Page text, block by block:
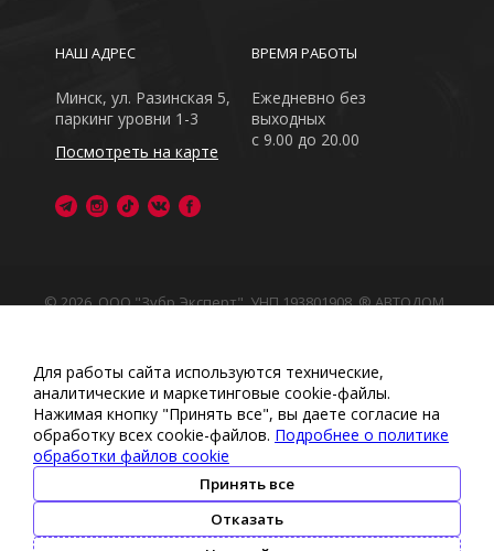
ВРЕМЯ РАБОТЫ
Ежедневно без
выходных
с 9.00 до 20.00
НАШ АДРЕС
Минск, ул. Разинская 5,
паркинг уровни 1-3
Посмотреть на карте
© 2026, ООО "Зубр Эксперт", УНП 193801908. ® АВТОДОМ
сайт носит исключительно информационный характер
Любое использование либо копирование материалов
или подборки материалов сайта, элементов дизайна и
оформления запрещено
Политика обработки персональных данных
обработки файлов cookie•Политика видеонаблюдения
•Условия обработки персональных данных
Для работы сайта используются технические,
аналитические и маркетинговые сооkіе-файлы.
Нажимая кнопку "Принять все", вы даете согласие на
обработку всех cookie-файлов. Подробнее о политике
обработки файлов cookie
Принять все
Отказать